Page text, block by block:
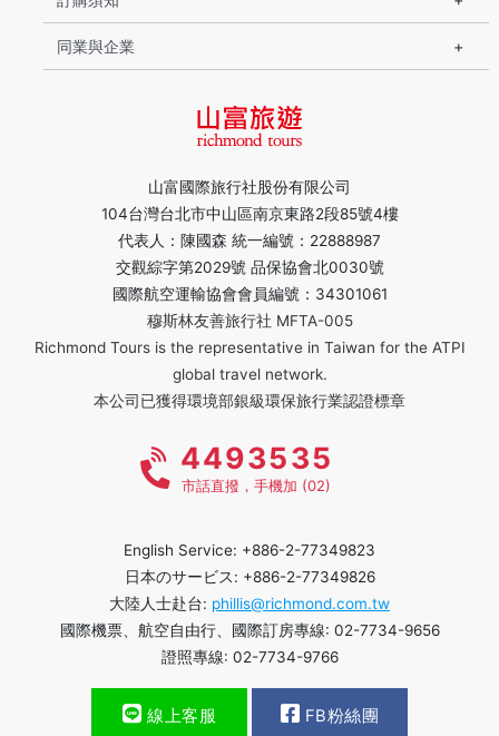
山富國際旅行社股份有限公司
104台灣台北市中山區南京東路2段85號4樓
代表人：陳國森 統一編號：22888987
交觀綜字第2029號 品保協會北0030號
國際航空運輸協會會員編號：34301061
穆斯林友善旅行社 MFTA-005
Richmond Tours is the representative in Taiwan for the ATPI
global travel network.
本公司已獲得環境部銀級環保旅行業認證標章
同業與企業
4493535
市話直撥，手機加 (02)
English Service: +886-2-77349823
日本のサービス: +886-2-77349826
大陸人士赴台: phillis@richmond.com.tw
國際機票、航空自由行、國際訂房專線: 02-7734-9656
證照專線: 02-7734-9766
線上客服 FB粉絲團